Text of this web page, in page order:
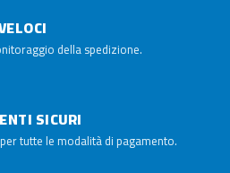
della spedizione.
SICURI
tutte le modalità di pagamento.